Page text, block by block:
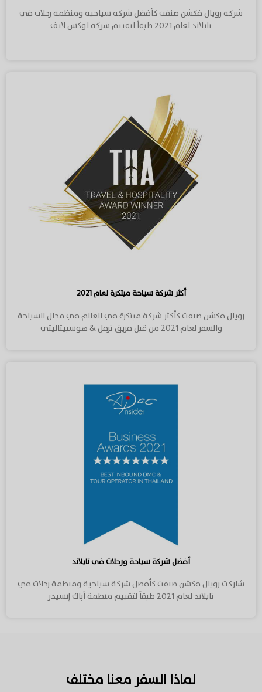
شركة رويال فكشن صنفت كأفضل شركة سياحية ومنظمة رحلات في
تايلاند لعام 2021 طبقاً لتقييم شركة لوكس لايف
أكثر شركة سياحة مبتكرة لعام ٢٠٢١
رويال فكشن صنفت كأكثر شركة مبتكرة في العالم في مجال السياحة
والسفر لعام ٢٠٢١ من قبل فريق ترفل & هوسبيتاليتي
أفضل شركة سياحة ورحلات في تايلاند
شاركت رويال فكشن صنفت كأفضل شركة سياحية ومنظمة رحلات في
تايلاند لعام 2021 طبقاً لتقييم منظمة أباك إنسيدر
لماذا السفر معنا مختلف